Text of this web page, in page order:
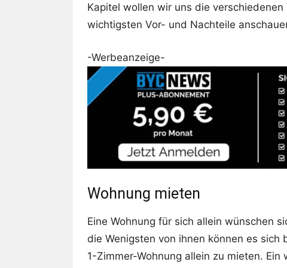
Kapitel wollen wir uns die
wichtigsten Vor- und Nachteile
-Werbeanzeige-
Wohnung mieten
Eine Wohnung für sich allein wünschen
die Wenigsten von ihnen können es
1-Zimmer-Wohnung allein zu mieten.